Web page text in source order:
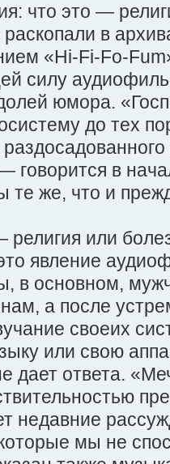
что это —
раскопали в
«Hi-Fi-Fo-
силу
юмора.
до тех
говорится в
те же, что и
религия или
явление
в основном,
а после
своеих
или свою
дает ответа.
недавние
мы не